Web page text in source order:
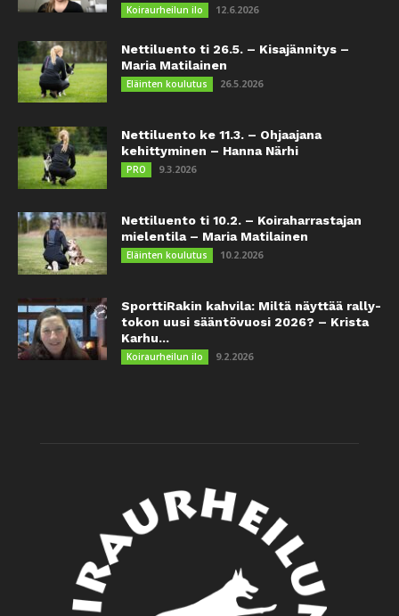
Koiraurheilun ilo 12.6.2026
Nettiluento ti 26.5. – Kisajännitys –
Maria Matilainen
Eläinten koulutus 26.5.2026
Nettiluento ke 11.3. – Ohjaajana
kehittyminen – Hanna Närhi
PRO 9.3.2026
Nettiluento ti 10.2. – Koiraharrastajan
mielentila – Maria Matilainen
Eläinten koulutus 10.2.2026
SporttiRakin kahvila: Miltä näyttää rally-
tokon uusi sääntövuosi 2026? – Krista
Karhu...
Koiraurheilun ilo 9.2.2026